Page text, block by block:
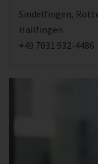
Sindelfingen,
Hailfingen
+49 7031 932-4486